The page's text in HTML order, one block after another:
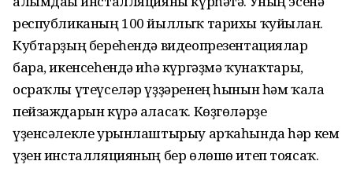
республиканың 100 йыллыҡ тарихы ҡуйылған.
Кубтарҙың береһендә видеопрезентациялар
бара, икенсеһендә иһә күргәҙмә ҡунаҡтары,
осраҡлы үтеүселәр үҙҙәренең һынын һәм ҡала
пейзаждарын күрә аласаҡ. Көҙгөләрҙе
үҙенсәлекле урынлаштырыу арҡаһында һәр кем
үҙен инсталляцияның бер өлөшө итеп тоясаҡ.